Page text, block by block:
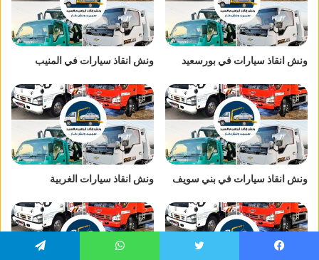
ونش انقاذ سيارات في بورسعيد ونش انقاذ سيارات في المنيب
ونش انقاذ سيارات في بني سويف ونش انقاذ سيارات الغربية